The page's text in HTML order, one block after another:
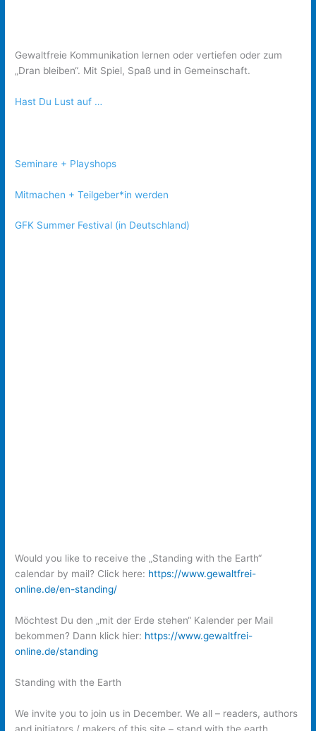
Gewaltfreie Kommunikation lernen oder vertiefen oder zum
„Dran bleiben“. Mit Spiel, Spaß und in Gemeinschaft.
Hast Du Lust auf …
Seminare + Playshops
Mitmachen + Teilgeber*in werden
GFK Summer Festival (in Deutschland)
Would you like to receive the „Standing with the Earth“
calendar by mail? Click here: https://www.gewaltfrei-
online.de/en-standing/
Möchtest Du den „mit der Erde stehen“ Kalender per Mail
bekommen? Dann klick hier: https://www.gewaltfrei-
online.de/standing
Standing with the Earth
We invite you to join us in December. We all – readers, authors
and initiators / makers of this site – stand with the earth.